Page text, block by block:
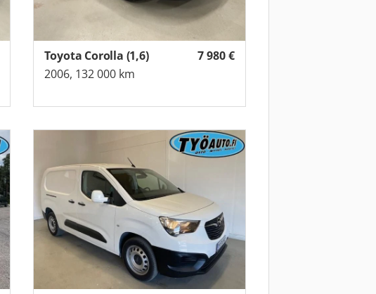
7 980€
Toyota Corolla (1,6)
2006, 132 000 km